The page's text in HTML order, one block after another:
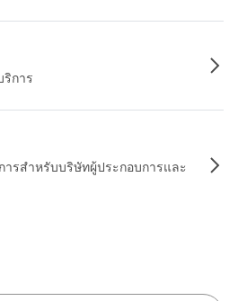
การ
ารสำหรับบริษัทผู้ประกอบการและ